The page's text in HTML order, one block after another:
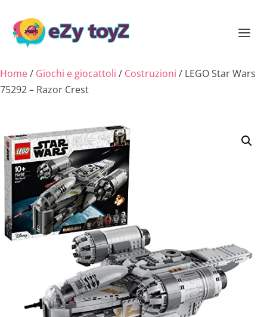
Home/ Giochi e giocattoli / Costruzioni / LEGO Star Wars
75292 – Razor Crest